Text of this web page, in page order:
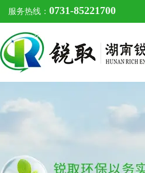
务热线：0731-85221700